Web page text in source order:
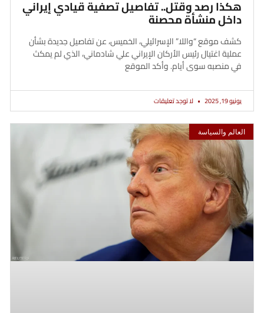
هكذا رصد وقتل.. تفاصيل تصفية قيادي إيراني
داخل منشأة محصنة
كشف موقع “واللا” الإسرائيلي، الخميس، عن تفاصيل جديدة بشأن
عملية اغتيال رئيس الأركان الإيراني علي شادماني، الذي لم يمكث
في منصبه سوى أيام. وأكد الموقع
يونيو 19, 2025 لا توجد تعليقات
العالم والسياسة